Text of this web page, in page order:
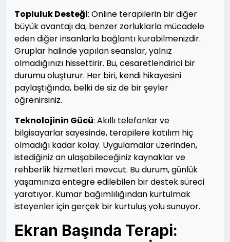
Topluluk Desteği: Online terapilerin bir diğer
büyük avantajı da, benzer zorluklarla mücadele
eden diğer insanlarla bağlantı kurabilmenizdir.
Gruplar halinde yapılan seanslar, yalnız
olmadığınızı hissettirir. Bu, cesaretlendirici bir
durumu oluşturur. Her biri, kendi hikayesini
paylaştığında, belki de siz de bir şeyler
öğrenirsiniz.
Teknolojinin Gücü: Akıllı telefonlar ve
bilgisayarlar sayesinde, terapilere katılım hiç
olmadığı kadar kolay. Uygulamalar üzerinden,
istediğiniz an ulaşabileceğiniz kaynaklar ve
rehberlik hizmetleri mevcut. Bu durum, günlük
yaşamınıza entegre edilebilen bir destek süreci
yaratıyor. Kumar bağımlılığından kurtulmak
isteyenler için gerçek bir kurtuluş yolu sunuyor.
Ekran Başında Terapi: